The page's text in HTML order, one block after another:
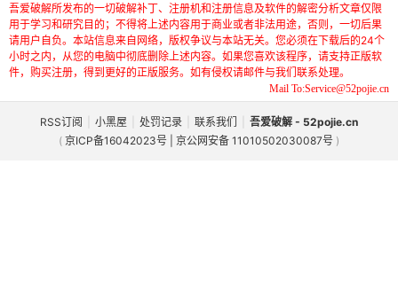
吾爱破解所发布的一切破解补丁、注册机和注册信息及软件的解密分析文章仅限
用于学习和研究目的；不得将上述内容用于商业或者非法用途，否则，一切后果
请用户自负。本站信息来自网络，版权争议与本站无关。您必须在下载后的24个
小时之内，从您的电脑中彻底删除上述内容。如果您喜欢该程序，请支持正版软
件，购买注册，得到更好的正版服务。如有侵权请邮件与我们联系处理。
Mail To:Service@52pojie.cn
RSS订阅 小黑屋 处罚记录 联系我们
吾爱破解 - 52pojie.cn
( 京ICP备16042023号 | 京公网安备 11010502030087号 )